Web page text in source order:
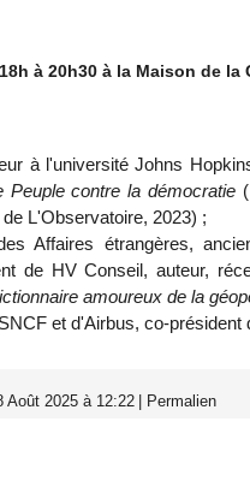
à 20h30 à la Maison de la
à l'université Johns
Peuple contre la démocratie
L'Observatoire, 2023) ;
Affaires étrangères,
de HV Conseil, auteur,
amoureux de la
et d'Airbus, co-président
Août 2025 à 12:22 Permalien